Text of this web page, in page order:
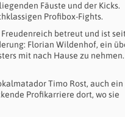
Fäuste und der Kicks.
Profibox-Fights.
betreut und ist
Florian Wildenhof, ein
mit nach Hause zu
Timo Rost, auch ein
Profikarriere dort, wo sie